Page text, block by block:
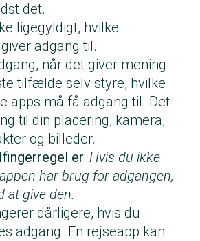
det.
ligegyldigt, hvilke
adgang til.
når det giver mening
tilfælde selv styre, hvilke
apps må få adgang til. Det
til din placering, kamera,
og billeder.
er: Hvis du ikke
har brug for adgangen,
at give den.
dårligere, hvis du
adgang. En rejseapp kan